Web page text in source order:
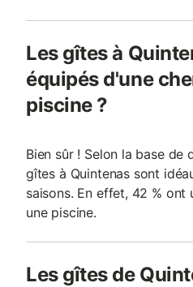
Les gîtes à
équipés d'une
piscine ?
Bien sûr ! Selon la base de
gîtes à Quintenas sont
saisons. En effet, 42 % ont
une piscine.
Les gîtes de